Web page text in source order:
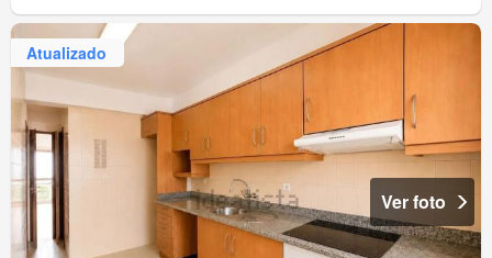
Atualizado
Ver foto